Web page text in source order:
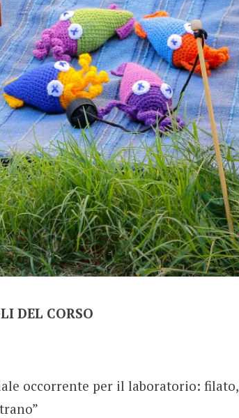
DEL CORSO
occorrente per il laboratorio: filato,